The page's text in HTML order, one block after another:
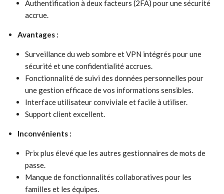
Authentification à deux facteurs (2FA) pour une sécurité
accrue.
Avantages :
Surveillance du web sombre et VPN intégrés pour une
sécurité et une confidentialité accrues.
Fonctionnalité de suivi des données personnelles pour
une gestion efficace de vos informations sensibles.
Interface utilisateur conviviale et facile à utiliser.
Support client excellent.
Inconvénients :
Prix plus élevé que les autres gestionnaires de mots de
passe.
Manque de fonctionnalités collaboratives pour les
familles et les équipes.